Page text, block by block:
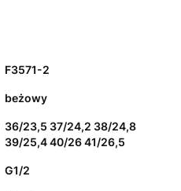
F3571-2
beżowy
36/23,5 37/24,2 38/24,8
39/25,4 40/26 41/26,5
G1/2